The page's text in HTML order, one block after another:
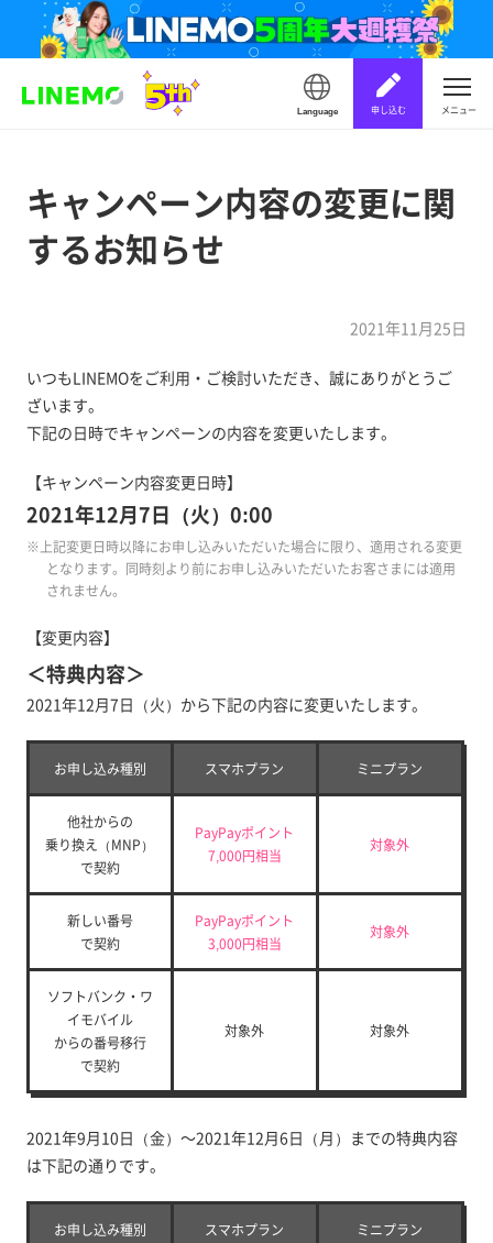
Language 申し込む メニュー
キャンペーン内容の変更に関
するお知らせ
2021年11月25日
いつもLINEMOをご利用・ご検討いただき、誠にありがとうご
ざいます。
下記の日時でキャンペーンの内容を変更いたします。
【キャンペーン内容変更日時】
2021年12月7日（火）0:00
※上記変更日時以降にお申し込みいただいた場合に限り、適用される変更
となります。同時刻より前にお申し込みいただいたお客さまには適用
されません。
【変更内容】
＜特典内容＞
2021年12月7日（火）から下記の内容に変更いたします。
お申し込み種別 スマホプラン ミニプラン
他社からの
乗り換え（MNP）
で契約
PayPayポイント
7,000円相当
対象外
新しい番号
で契約
PayPayポイント
3,000円相当
対象外
ソフトバンク・ワ
イモバイル
からの番号移行
で契約
対象外 対象外
2021年9月10日（金）～2021年12月6日（月）までの特典内容
は下記の通りです。
お申し込み種別 スマホプラン ミニプラン